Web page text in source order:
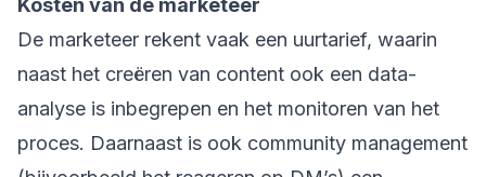
Kosten van de marketeer
De marketeer rekent vaak een uurtarief, waarin
naast het creëren van content ook een data-
analyse is inbegrepen en het monitoren van het
proces. Daarnaast is ook community management